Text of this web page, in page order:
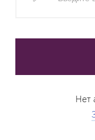
Нет